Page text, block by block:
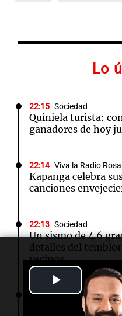
Play
Video
Lo
22:15 Sociedad
Quiniela turista:
ganadores de hoy
22:14 Viva la Radio
Kapanga celebra
canciones
22:13 Sociedad
Un sismo de 4.6
detalles del
vecinos
22:10 Amamos
Docentes italianos